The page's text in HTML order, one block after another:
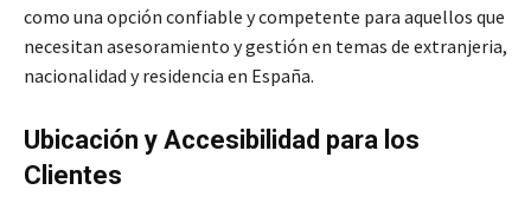
como una opción confiable y competente para aquellos que
necesitan asesoramiento y gestión en temas de extranjeria,
nacionalidad y residencia en España.
Ubicación y Accesibilidad para los
Clientes